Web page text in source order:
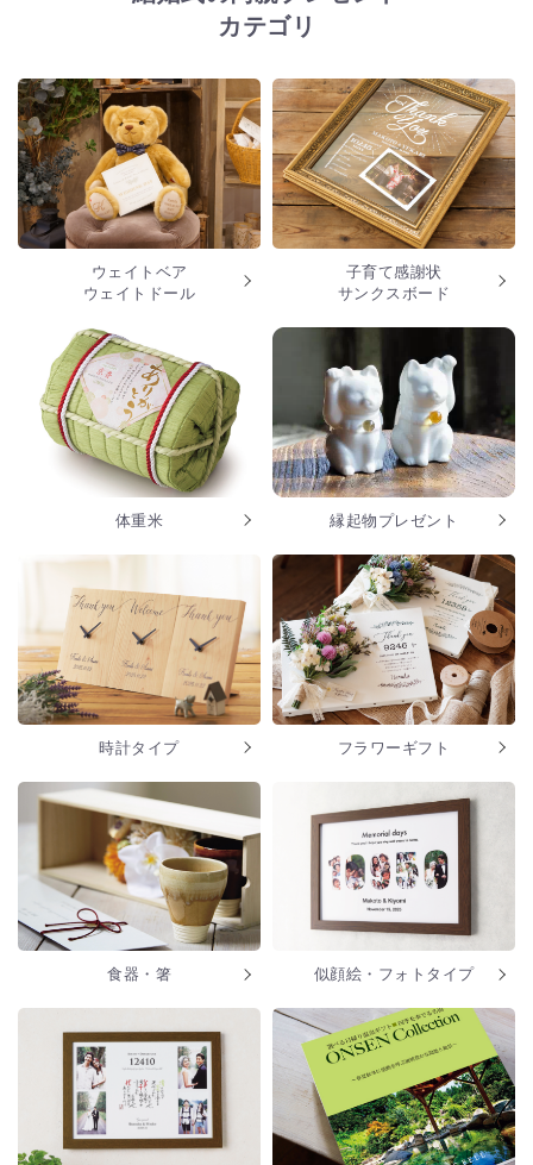
カテゴリ
ウェイトベア
ウェイトドール
子育て感謝状
サンクスボード
体重米 縁起物プレゼント
時計タイプ フラワーギフト
食器・箸 似顔絵・フォトタイプ